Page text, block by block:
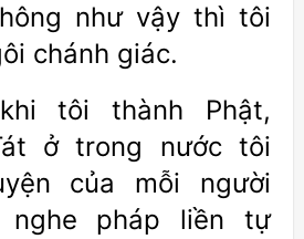
như vậy thì tôi
chánh giác.
tôi thành Phật,
ở trong nước tôi
của mỗi người
nghe pháp liền tự